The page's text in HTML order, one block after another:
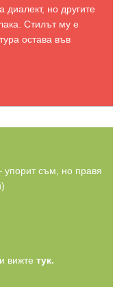
но другите
Стилът му е
остава във
упорит съм, но правя
вижте тук.